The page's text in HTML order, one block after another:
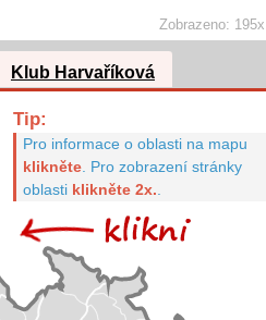
Zobrazeno: 195x
Klub Harvaříková
Tip:
Pro informace o oblasti na mapu
klikněte. Pro zobrazení stránky
oblasti klikněte 2x.